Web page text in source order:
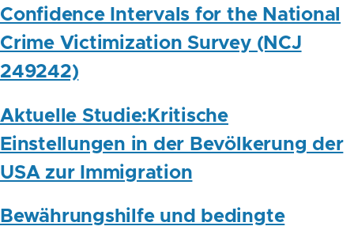
Confidence Intervals for the National
Crime Victimization Survey (NCJ
249242)
Aktuelle Studie:Kritische
Einstellungen in der Bevölkerung der
USA zur Immigration
Bewährungshilfe und bedingte